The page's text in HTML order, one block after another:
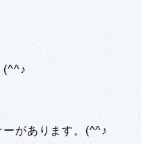
(^^♪
があります。(^^♪